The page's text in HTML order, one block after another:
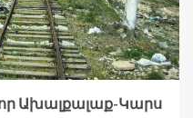
Ախալքալաք-Կարս